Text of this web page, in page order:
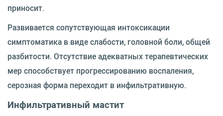
приносит.
Развивается сопутствующая интоксикации
симптоматика в виде слабости, головной боли, общей
разбитости. Отсутствие адекватных терапевтических
мер способствует прогрессированию воспаления,
серозная форма переходит в инфильтративную.
Инфильтративный мастит